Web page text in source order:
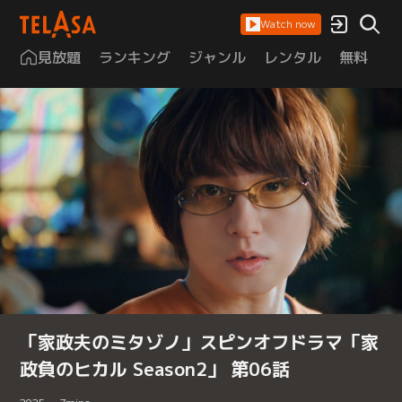
Watch now
見放題 ランキング ジャンル レンタル 無料
「家政夫のミタゾノ」スピンオフドラマ「家
政負のヒカル Season2」 第06話